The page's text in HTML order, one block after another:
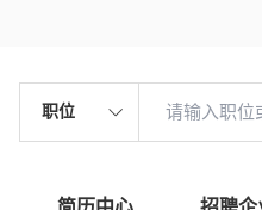
职位